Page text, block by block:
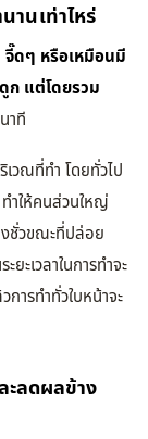
านเท่าไหร่
จี๊ดๆ หรือเหมือนมี
ก แต่โดยรวม
าที
วณที่ทำ โดยทั่วไป
ำให้คนส่วนใหญ่
งชั่วขณะที่ปล่อย
ยะเวลาในการทำจะ
ารทำทั่วใบหน้าจะ
ลดผลข้าง